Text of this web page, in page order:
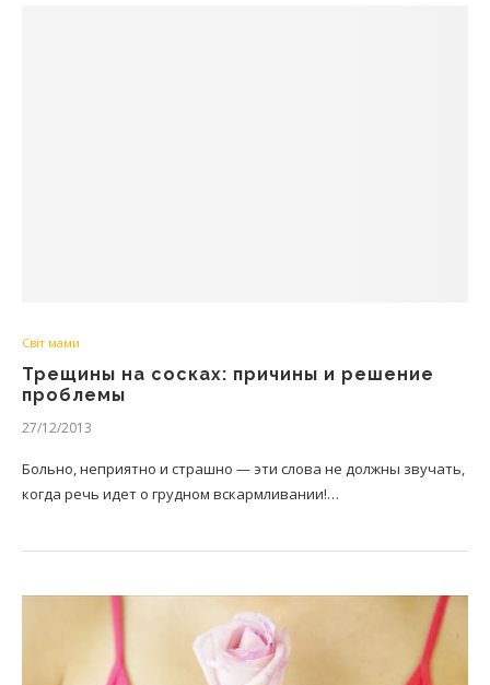
Світ мами
Трещины на сосках: причины и решение
проблемы
27/12/2013
Больно, неприятно и страшно — эти слова не должны звучать,
когда речь идет о грудном вскармливании!…